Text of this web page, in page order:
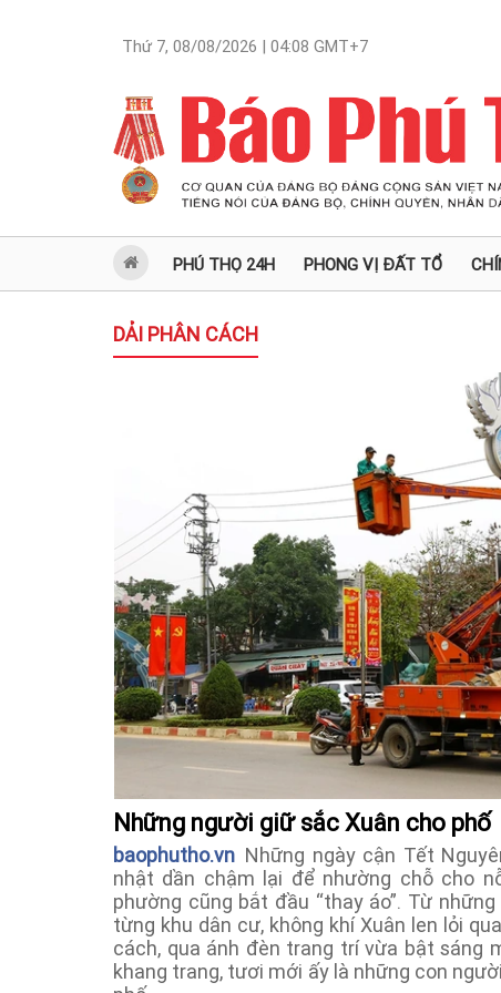
Thứ 7, 08/08/2026 | 04:08 GMT+7
PHÚ THỌ 24H PHONG VỊ ĐẤT TỔ
DẢI PHÂN CÁCH
Những người giữ sắc Xuân cho phố
baophutho.vn Những ngày cận Tết
nhật dần chậm lại để nhường chỗ cho
phường cũng bắt đầu “thay áo”. Từ
từng khu dân cư, không khí Xuân len lỏi
cách, qua ánh đèn trang trí vừa bật sáng
khang trang, tươi mới ấy là những con